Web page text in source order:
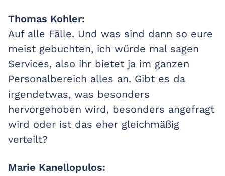
Thomas Kohler:
Auf alle Fälle. Und was sind dann so eure
meist gebuchten, ich würde mal sagen
Services, also ihr bietet ja im ganzen
Personalbereich alles an. Gibt es da
irgendetwas, was besonders
hervorgehoben wird, besonders angefragt
wird oder ist das eher gleichmäßig
verteilt?
Marie Kanellopulos: